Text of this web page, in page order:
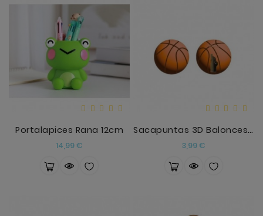
Portalapices Rana 12cm
14,99 €
Sacapuntas 3D Baloncesto
3,99 €